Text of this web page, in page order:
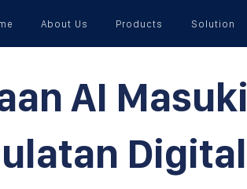
About Us Products Solution
AI Masuki
Digital